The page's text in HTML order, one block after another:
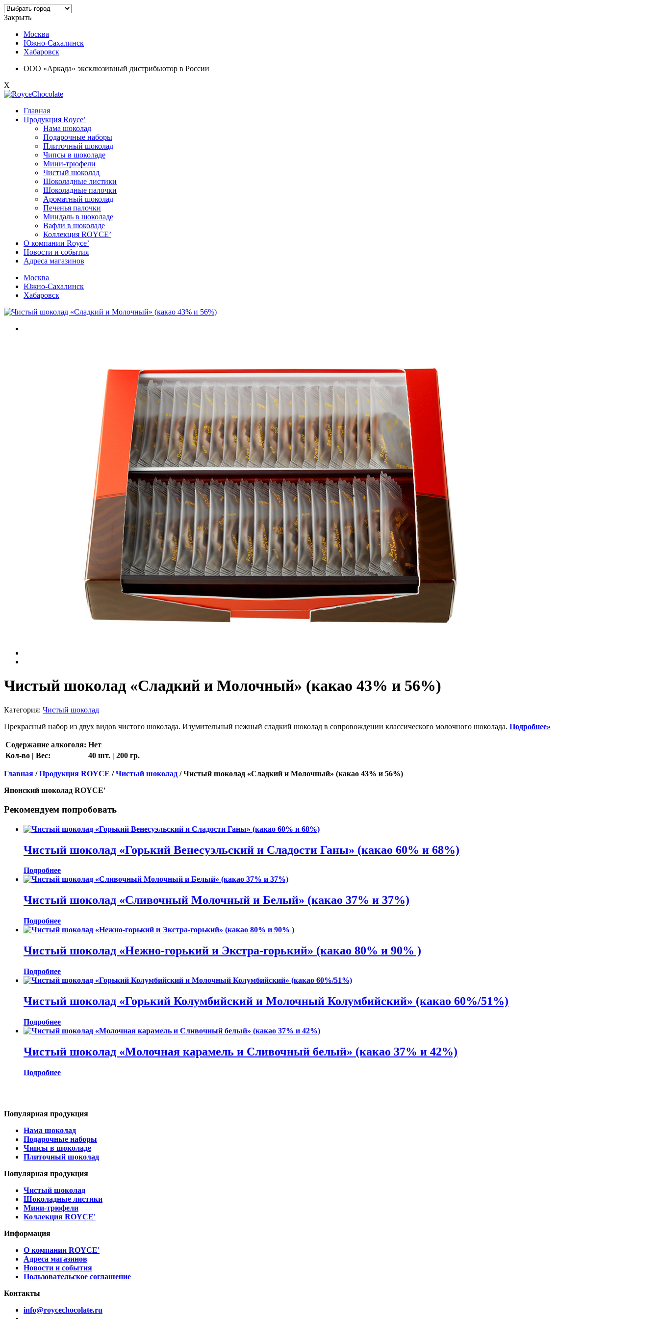
Закрыть
Москва
Южно-Сахалинск
Хабаровск
ООО «Аркада» эксклюзивный дистрибьютор в России
X
Главная
Продукция Royce’
Нама шоколад
Подарочные наборы
Плиточный шоколад
Чипсы в шоколаде
Мини-трюфели
Чистый шоколад
Шоколадные листики
Шоколадные палочки
Ароматный шоколад
Печенья палочки
Миндаль в шоколаде
Вафли в шоколаде
Коллекция ROYCE’
О компании Royce’
Новости и события
Адреса магазинов
Москва
Южно-Сахалинск
Хабаровск
Чистый шоколад «Сладкий и Молочный» (какао 43% и 56%)
Категория: Чистый шоколад
Прекрасный набор из двух видов чистого шоколада. Изумительный нежный сладкий шоколад в сопровождении классического молочного шоколада. Подробнее»
Содержание алкоголя: Нет
Кол-во | Вес:
40 шт. | 200 гр.
Главная /Продукция ROYCE /Чистый шоколад / Чистый шоколад «Сладкий и Молочный» (какао 43% и 56%)
Японский шоколад ROYCE'
Рекомендуем попробовать
Чистый шоколад «Горький Венесуэльский и Сладости Ганы» (какао 60% и 68%)
Подробнее
Чистый шоколад «Сливочный Молочный и Белый» (какао 37% и 37%)
Подробнее
Чистый шоколад «Нежно-горький и Экстра-горький» (какао 80% и 90% )
Подробнее
Чистый шоколад «Горький Колумбийский и Молочный Колумбийский» (какао 60%/51%)
Подробнее
Чистый шоколад «Молочная карамель и Сливочный белый» (какао 37% и 42%)
Подробнее
Популярная продукция
Нама шоколад
Подарочные наборы
Чипсы в шоколаде
Плиточный шоколад
Популярная продукция
Чистый шоколад
Шоколадные листики
Мини-трюфели
Коллекция ROYCE'
Информация
О компании ROYCE'
Адреса магазинов
Новости и события
Пользовательское соглашение
Контакты
info@roycechocolate.ru